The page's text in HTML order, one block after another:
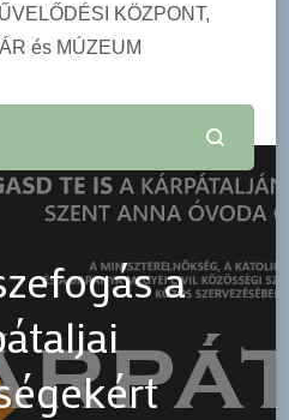
KÖZPONT,
és MÚZEUM
a